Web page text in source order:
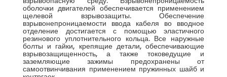
оболочки двигателей обеспечивается применением
щелевой взрывозащиты. Обеспечение
взрывонепроницаемости ввода кабеля во вводное
отделение достигается с помощью эластичного
резинового уплотнительного кольца. Все наружные
болты и гайки, крепящие детали, обеспечивающие
взрывозащищенность, а также токоведущие и
заземляющие зажимы предохранены от
самоотвинчивания применением пружинных шайб и